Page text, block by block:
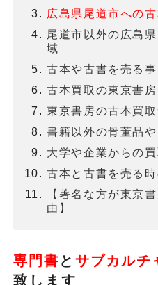
広島県尾道市への
尾道市以外の広島
域
古本や古書を売る
古本買取の東京書
東京書房の古本買
書籍以外の骨董品
大学や企業からの
古本と古書を売る
【著名な方が東京
由】
専門書 とサブカルチ
致します